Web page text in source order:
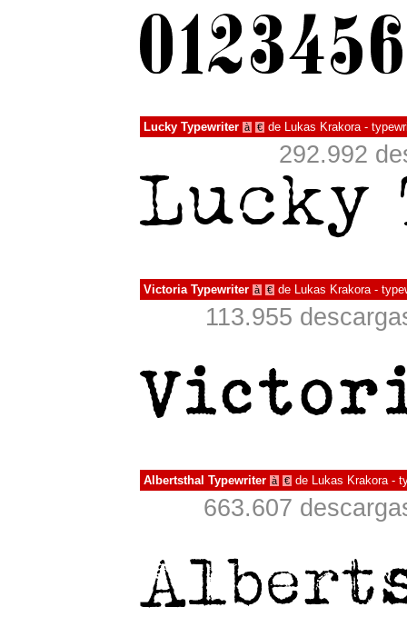
Lucky Typewriter à € de Lukas Krakora -
292.992
Victoria Typewriter à € de Lukas Krakora -
113.955
Albertsthal Typewriter à € de Lukas Krakora -
663.607